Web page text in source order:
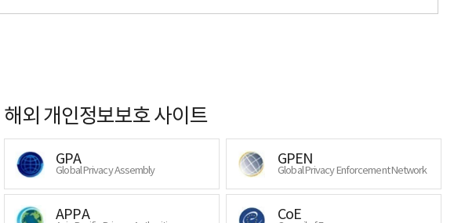
해외 개인정보보호 사이트
GPA
Global Privacy Assembly
GPEN
Global Privacy Enforcement Network
APPA CoE